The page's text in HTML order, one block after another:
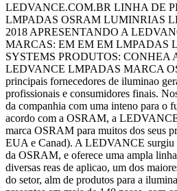
LEDVANCE.COM.BR LINHA DE
LMPADAS OSRAM LUMINRIAS
2018 APRESENTANDO A
MARCAS: EM EM EM LMPADAS
SYSTEMS PRODUTOS: CONHEA
LEDVANCE LMPADAS MARCA
principais fornecedores de iluminao
profissionais e consumidores finais.
da companhia com uma inteno para o
acordo com a OSRAM, a
marca OSRAM para muitos dos seus
EUA e Canad). A LEDVANCE surgiu
da OSRAM, e oferece uma ampla
diversas reas de aplicao, um dos
do setor, alm de produtos para a